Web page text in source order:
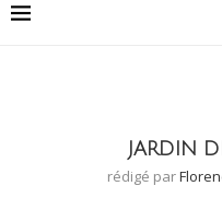
JARDIN
rédigé par